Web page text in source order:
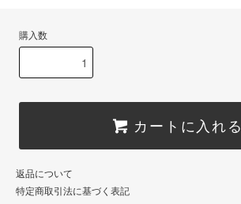
購入数
カートに入れる
返品について
特定商取引法に基づく表記